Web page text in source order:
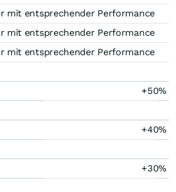
mit entsprechender Performance
mit entsprechender Performance
mit entsprechender Performance
+50%
+40%
+30%